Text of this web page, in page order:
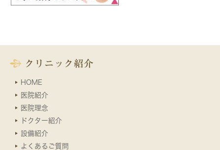
クリニック紹介
HOME
医院紹介
医院理念
ドクター紹介
設備紹介
よくあるご質問